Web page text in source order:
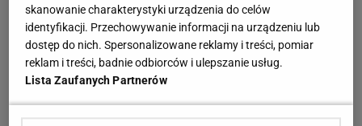
skanowanie charakterystyki urządzenia do celów
identyfikacji. Przechowywanie informacji na urządzeniu lub
dostęp do nich. Spersonalizowane reklamy i treści, pomiar
reklam i treści, badnie odbiorców i ulepszanie usług.
Lista Zaufanych Partnerów